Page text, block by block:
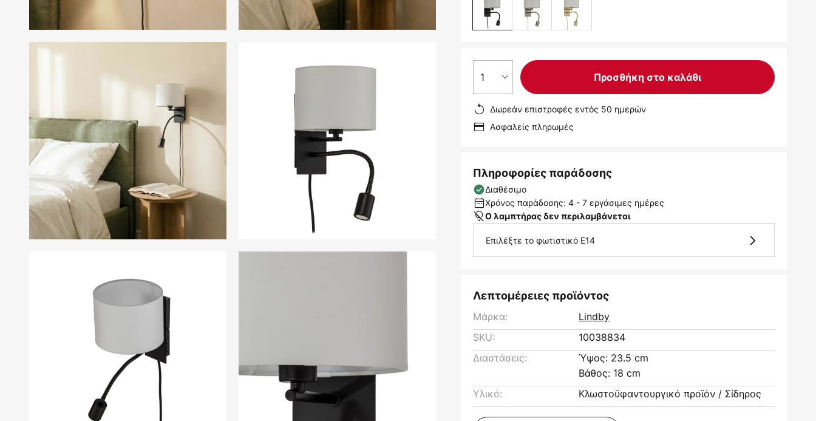
1 Προσθήκη στο καλάθι
Δωρεάν επιστροφές εντός 50 ημερών
Ασφαλείς πληρωμές
Πληροφορίες παράδοσης
Διαθέσιμο
Χρόνος παράδοσης: 4 - 7 εργάσιμες ημέρες
Ο λαμπτήρας δεν περιλαμβάνεται
Επιλέξτε το φωτιστικό E14
Λεπτομέρειες προϊόντος
Μάρκα:
Lindby
SKU:
10038834
Διαστάσεις:
Ύψος: 23.5 cm
Βάθος: 18 cm
Υλικό:
Κλωστοϋφαντουργικό προϊόν / Σίδηρος